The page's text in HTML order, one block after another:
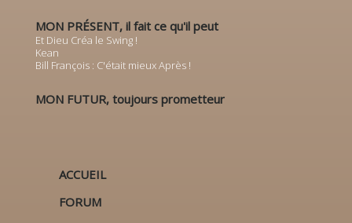
MON PRÉSENT, il fait ce qu'il peut
Et Dieu Créa le Swing !
Kean
Bill François : C'était mieux Après !
MON FUTUR, toujours prometteur
ACCUEIL
FORUM